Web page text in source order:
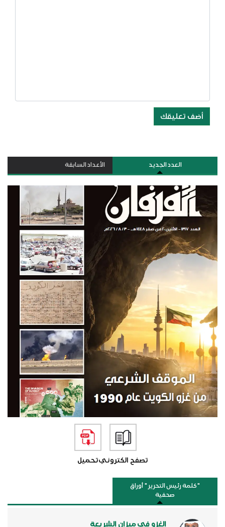
أضف تعليقك
العدد الجديد الأعداد السابقة
تصفح الكترونيتحميل
"كلمة رئيس التحرير " أوراق
صحفية
الغزو في ميزان الشريعة